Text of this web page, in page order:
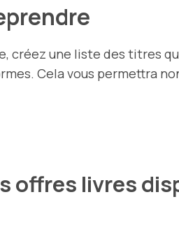
créez une liste des titres
Cela vous permettra
offres livres